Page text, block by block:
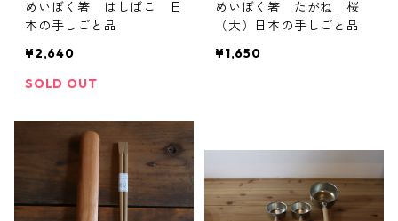
めいぼく箸 はしばこ 日
本の手しごと品
¥2,640
SOLD OUT
めいぼく箸 たがね 桜
（大）日本の手しごと品
¥1,650